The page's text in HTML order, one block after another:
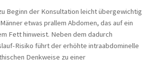
beningner
Beginn der Konsultation leicht übergewichtig
etwas prallem Abdomen, das auf ein
Fett hinweist. Neben dem dadurch
Risiko führt der erhöhte intraabdominelle
Denkweise zu einer